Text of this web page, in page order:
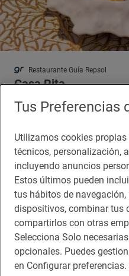
Restaurante Guía Repsol
Casa Rita
Tus Preferencias
Utilizamos cookies
técnicos, personalización,
incluyendo anuncios
Estos últimos pueden
tus hábitos de
dispositivos, combinar tus
compartirlos con otras
Selecciona Solo
opcionales. Puedes
en Configurar